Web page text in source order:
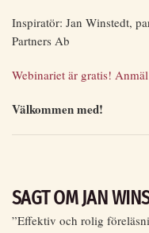
Inspiratör: Jan Winstedt,
Partners Ab
Webinariet är gratis!
Välkommen med!
SAGT OM JAN
”Effektiv och rolig